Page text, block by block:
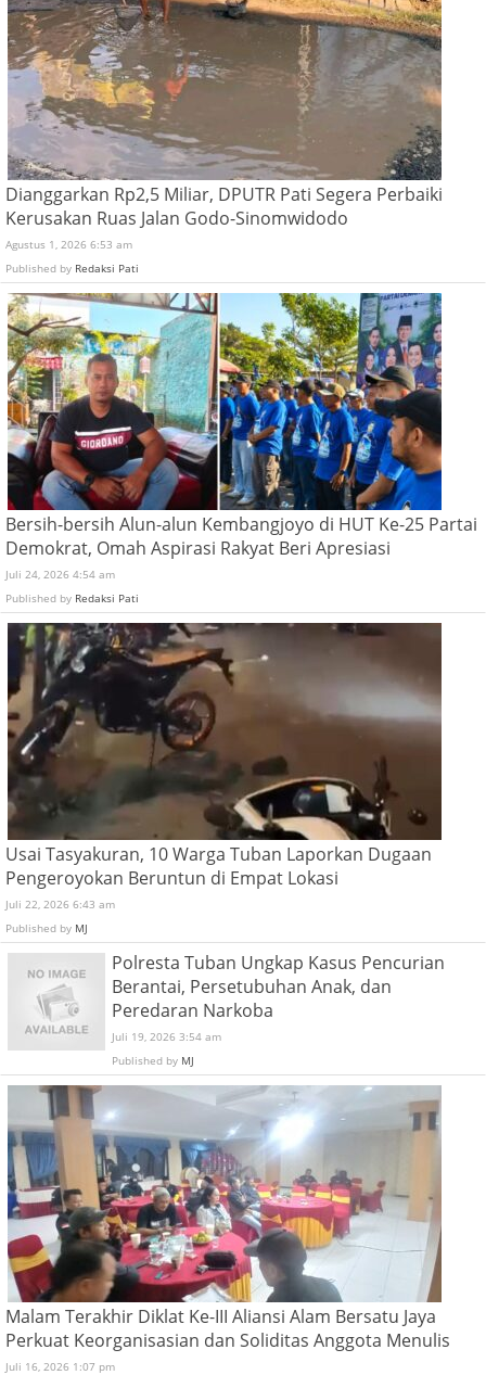
Dianggarkan Rp2,5 Miliar, DPUTR Pati Segera Perbaiki
Kerusakan Ruas Jalan Godo-Sinomwidodo
Agustus 1, 2026 6:53 am
Published by Redaksi Pati
Bersih-bersih Alun-alun Kembangjoyo di HUT Ke-25 Partai
Demokrat, Omah Aspirasi Rakyat Beri Apresiasi
Juli 24, 2026 4:54 am
Published by Redaksi Pati
Usai Tasyakuran, 10 Warga Tuban Laporkan Dugaan
Pengeroyokan Beruntun di Empat Lokasi
Juli 22, 2026 6:43 am
Published by MJ
Polresta Tuban Ungkap Kasus Pencurian
Berantai, Persetubuhan Anak, dan
Peredaran Narkoba
Juli 19, 2026 3:54 am
Published by MJ
Malam Terakhir Diklat Ke-III Aliansi Alam Bersatu Jaya
Perkuat Keorganisasian dan Soliditas Anggota Menulis
Juli 16, 2026 1:07 pm